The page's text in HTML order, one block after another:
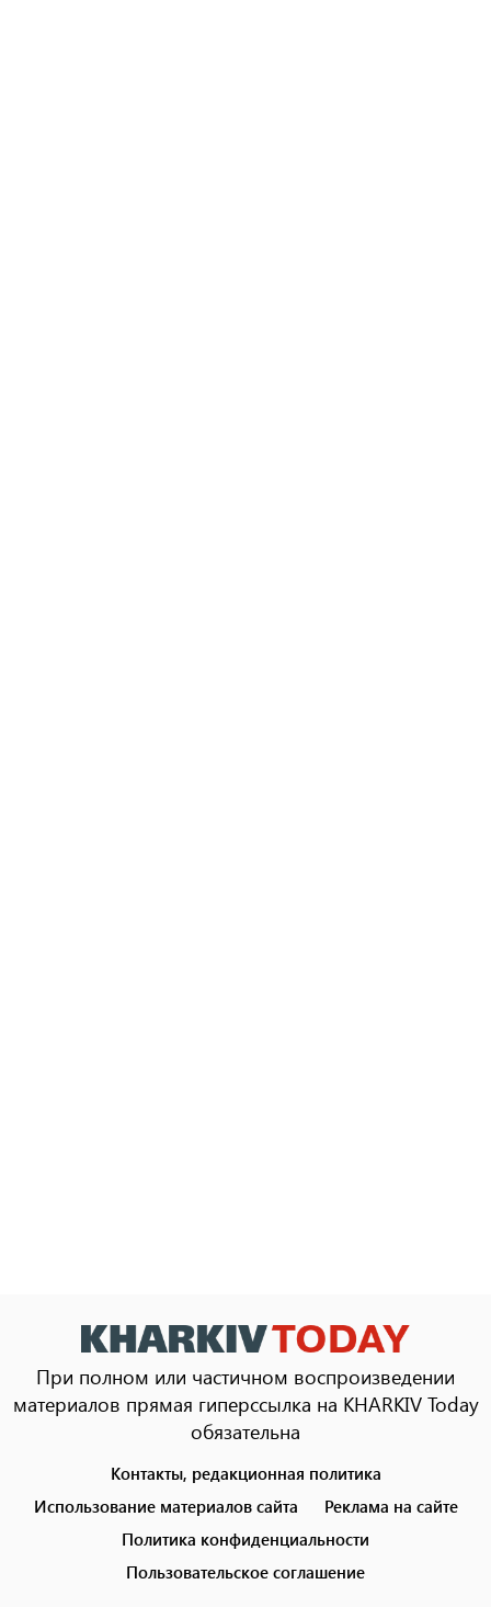
При полном или частичном воспроизведении
материалов прямая гиперссылка на KHARKIV Today
обязательна
menu
Контакты, редакционная политика
Использование материалов сайта
Реклама на сайте
Политика конфиденциальности
Пользовательское соглашение